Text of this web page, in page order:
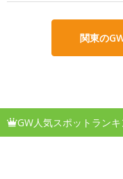
関東の
GW人気スポットランキ